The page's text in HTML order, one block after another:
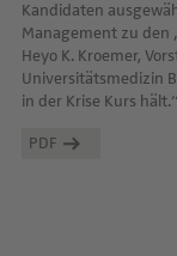
Kandidaten
Management zu den
Heyo K. Kroemer,
Universitätsmedizin
in der Krise Kurs hält.“
PDF